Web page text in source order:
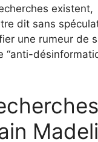
existent,
dit sans
une rumeur de
“anti-